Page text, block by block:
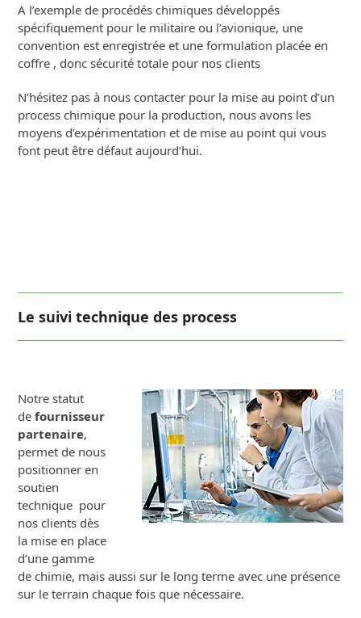
A l’exemple de procédés chimiques développés
spécifiquement pour le militaire ou l’avionique, une
convention est enregistrée et une formulation placée en
coffre , donc sécurité totale pour nos clients
N’hésitez pas à nous contacter pour la mise au point d’un
process chimique pour la production, nous avons les
moyens d’expérimentation et de mise au point qui vous
font peut être défaut aujourd’hui.
Le suivi technique des process
Notre statut
defournisseur
partenaire,
permet de nous
positionner en
soutien
technique pour
nos clients dès
la mise en place
d’une gamme
de chimie, mais aussi sur le long terme avec une présence
sur le terrain chaque fois que nécessaire.